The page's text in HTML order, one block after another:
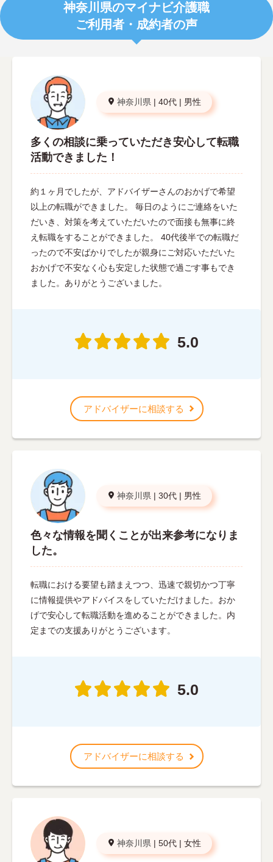
神奈川県のマイナビ介護職
ご利用者・成約者の声
神奈川県 | 40代 | 男性
多くの相談に乗っていただき安心して転職
活動できました！
約１ヶ月でしたが、アドバイザーさんのおかげで希望
以上の転職ができました。 毎日のようにご連絡をいた
だいき、対策を考えていただいたので面接も無事に終
え転職をすることができました。 40代後半での転職だ
ったので不安ばかりでしたが親身にご対応いただいた
おかげで不安なく心も安定した状態で過ごす事もでき
ました。ありがとうございました。
5.0
アドバイザーに相談する
神奈川県 | 30代 | 男性
色々な情報を聞くことが出来参考になりま
した。
転職における要望も踏まえつつ、迅速で親切かつ丁寧
に情報提供やアドバイスをしていただけました。おか
げで安心して転職活動を進めることができました。内
定までの支援ありがとうございます。
5.0
アドバイザーに相談する
神奈川県 | 50代 | 女性